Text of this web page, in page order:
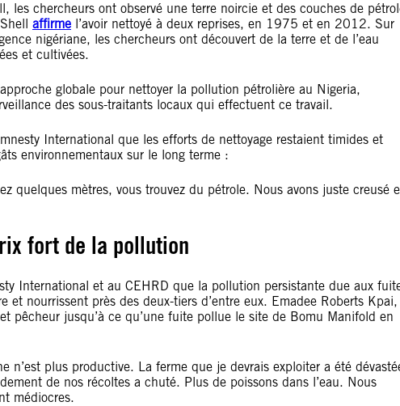
les chercheurs ont observé une terre noircie et des couches de
affirme l’avoir nettoyé à deux reprises, en 1975 et en 2012. Sur
nigériane, les chercheurs ont découvert de la terre et de l’eau
et cultivées.
approche globale pour nettoyer la pollution pétrolière au Nigeria,
des sous-traitants locaux qui effectuent ce travail.
International que les efforts de nettoyage restaient timides et
environnementaux sur le long terme :
quelques mètres, vous trouvez du pétrole. Nous avons juste creusé
fort de la pollution
International et au CEHRD que la pollution persistante due aux
et nourrissent près des deux-tiers d’entre eux. Emadee Roberts Kpai,
pêcheur jusqu’à ce qu’une fuite pollue le site de Bomu Manifold en
n’est plus productive. La ferme que je devrais exploiter a été
de nos récoltes a chuté. Plus de poissons dans l’eau. Nous
médiocres.